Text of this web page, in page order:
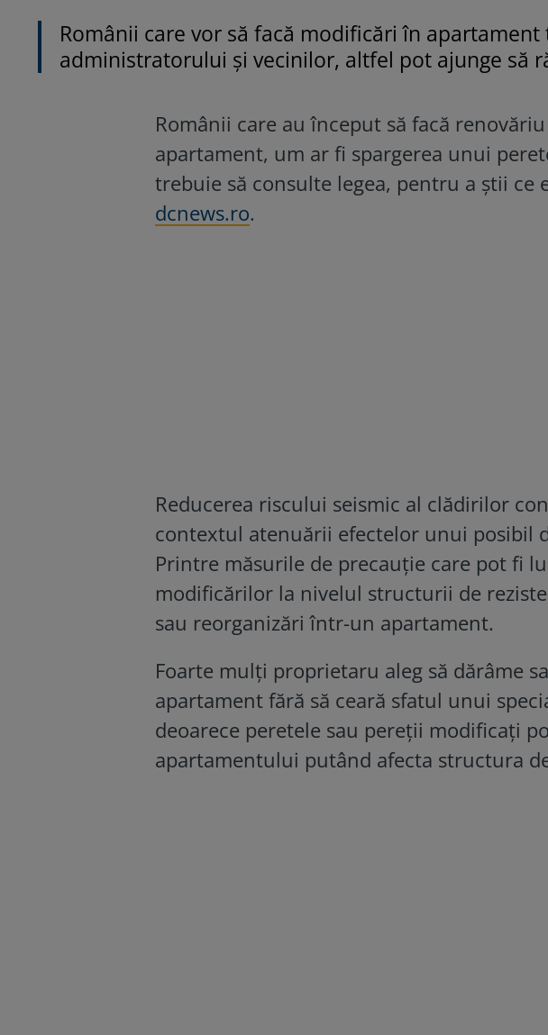
Românii care vor să facă modificări în
administratorului și vecinilor, altfel pot ajunge să
Românii care au început să facă
apartament, um ar fi spargerea unui
trebuie să consulte legea, pentru a știi ce
dcnews.ro.
Reducerea riscului seismic al clădirilor
contextul atenuării efectelor unui posibil
Printre măsurile de precauție care pot fi
modificărilor la nivelul structurii de
sau reorganizări într-un apartament.
Foarte mulți proprietaru aleg să dărâme
apartament fără să ceară sfatul unui
deoarece peretele sau pereții modificați
apartamentului putând afecta structura